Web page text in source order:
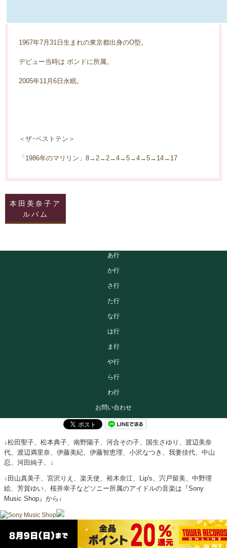
1967年7月31日生まれの東京都出身のO型。
デビュー当時は ボンドに所属。
2005年11月6日永眠。
＜ザ･ベストテン＞
「1986年のマリリン」8→2→2→4→5→4→5→14→17
本田美奈子ア
ルバム
あ行
か行
さ行
た行
な行
は行
ま行
や行
ら行
わ行
お問い合わせ
↓松田聖子、松本典子、南野陽子、河合その子、国生さゆり、渡辺美奈
代、渡辺満里奈、伊藤美紀、伊藤智恵理、小沢なつき、我妻佳代、中山
忍、河田純子、↓
↓田山真美子、宮沢りえ、楽天使、裕木奈江、Lip's、宍戸留美、中野理
絵、芳賀ゆい、桜井幸子などソニー所属のアイドルの音楽は『Sony
Music Shop』から↓